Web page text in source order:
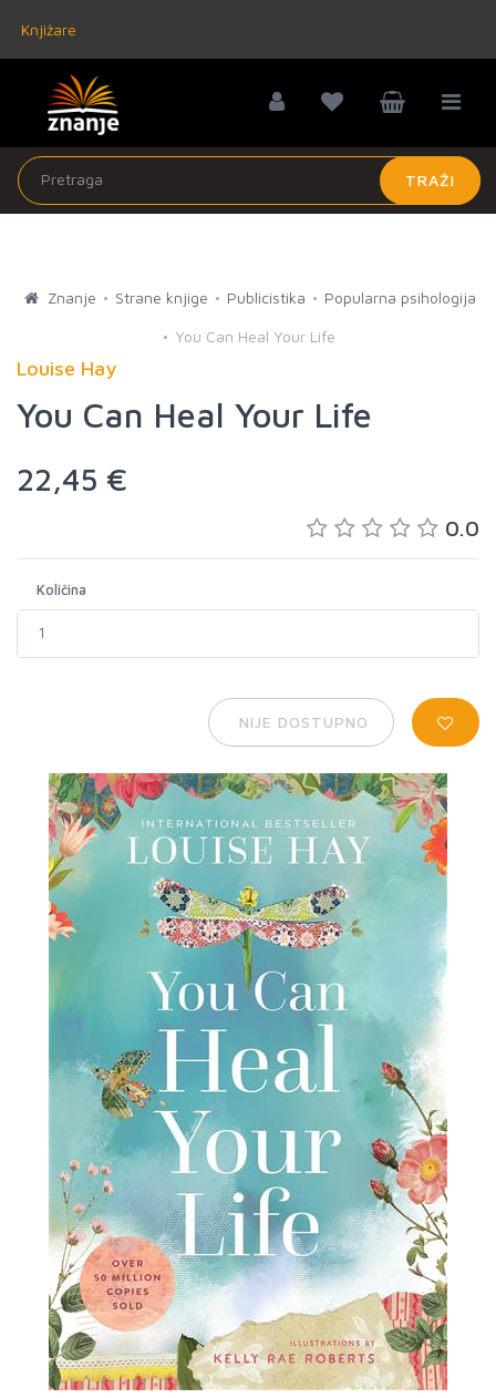
Knjižare
TRAŽI
Znanje Strane knjige Publicistika Popularna psihologija
You Can Heal Your Life
Louise Hay
You Can Heal Your Life
22,45 €
0.0
Količina
NIJE DOSTUPNO